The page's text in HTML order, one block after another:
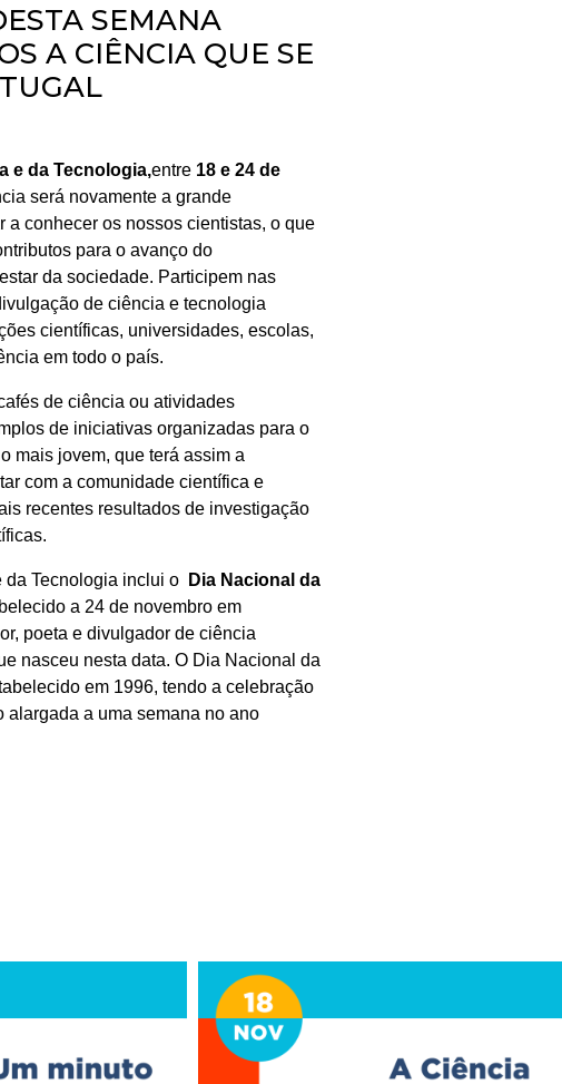
SEMANA
A CIÊNCIA QUE SE
e da Tecnologia,entre 18 e 24 de
será novamente a grande
a conhecer os nossos cientistas, o que
para o avanço do
da sociedade. Participem nas
de ciência e tecnologia
científicas, universidades, escolas,
em todo o país.
de ciência ou atividades
de iniciativas organizadas para o
mais jovem, que terá assim a
com a comunidade científica e
recentes resultados de investigação
Tecnologia inclui o
Dia Nacional da
a 24 de novembro em
poeta e divulgador de ciência
nasceu nesta data. O Dia Nacional da
em 1996, tendo a celebração
alargada a uma semana no ano